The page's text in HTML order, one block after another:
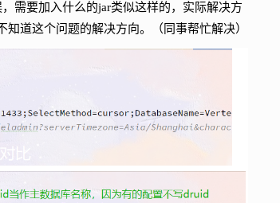
要加入什么的jar类似这样的，实际解决方
道这个问题的解决方向。（同事帮忙解决）